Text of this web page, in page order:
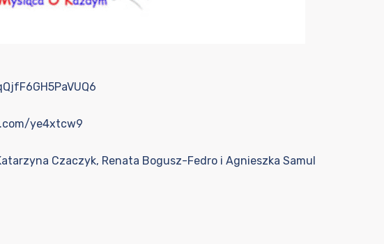
ye4xtcw9
Czaczyk, Renata Bogusz-Fedro i Agnieszka Samul